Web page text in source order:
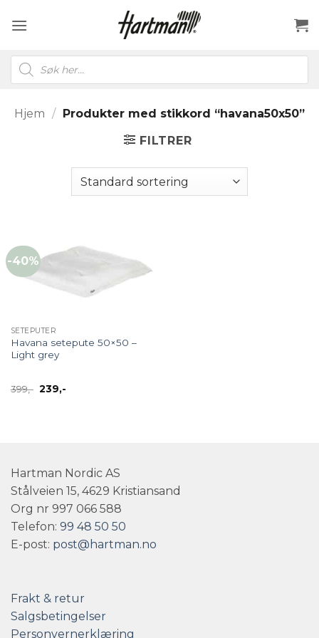
Products
search
Hjem / Produkter med stikkord “havana50x50”
FILTRER
-40%
SETEPUTER
Havana setepute 50×50 –
Light grey
399,- Opprinnelig
239,-Nåværende
Hartman Nordic AS
Stålveien 15, 4629 Kristiansand
Org nr 997 066 588
Telefon: 99 48 50 50
E-post: post@hartman.no
Frakt & retur
Salgsbetingelser
Personvernerklæring